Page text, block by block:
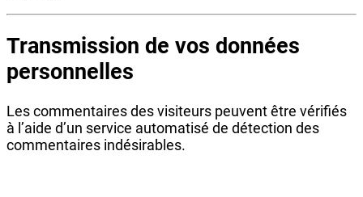
Transmission de vos données
personnelles
Les commentaires des visiteurs peuvent être vérifiés
à l’aide d’un service automatisé de détection des
commentaires indésirables.